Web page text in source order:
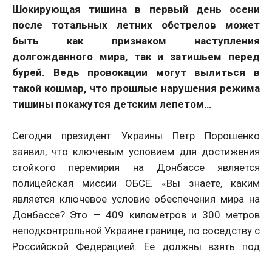
Шокирующая тишина в первый день осени
после тотальных летних обстрелов может
быть как признаком наступления
долгожданного мира, так и затишьем перед
бурей. Ведь провокации могут вылиться в
такой кошмар, что прошлые нарушения режима
тишины покажутся детским лепетом…
Сегодня президент Украины Петр Порошенко
заявил, что ключевым условием для достижения
стойкого перемирия на Донбассе является
полицейская миссии ОБСЕ. «Вы знаете, каким
является ключевое условие обеспечения мира на
Донбассе? Это — 409 километров и 300 метров
неподконтрольной Украине границе, по соседству с
Российской Федерацией. Ее должны взять под